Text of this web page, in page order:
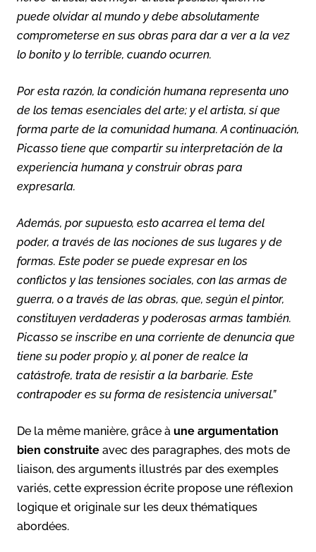
puede olvidar al mundo y debe absolutamente
comprometerse en sus obras para dar a ver a la vez
lo bonito y lo terrible, cuando ocurren.
Por esta razón, la condición humana representa uno
de los temas esenciales del arte; y el artista, sí que
forma parte de la comunidad humana. A continuación,
Picasso tiene que compartir su interpretación de la
experiencia humana y construir obras para
expresarla.
Además, por supuesto, esto acarrea el tema del
poder, a través de las nociones de sus lugares y de
formas. Este poder se puede expresar en los
conflictos y las tensiones sociales, con las armas de
guerra, o a través de las obras, que, según el pintor,
constituyen verdaderas y poderosas armas también.
Picasso se inscribe en una corriente de denuncia que
tiene su poder propio y, al poner de realce la
catástrofe, trata de resistir a la barbarie. Este
contrapoder es su forma de resistencia universal.”
De la même manière, grâce à une argumentation
bien construite avec des paragraphes, des mots de
liaison, des arguments illustrés par des exemples
variés, cette expression écrite propose une réflexion
logique et originale sur les deux thématiques
abordées.